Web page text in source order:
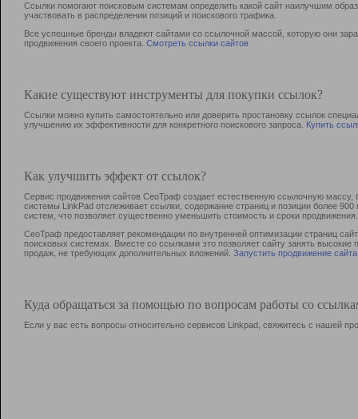
Ссылки помогают поисковым системам определить какой сайт наилучшим
участвовать в раcпределении позиций и поискового трафика.
Все успешные бренды владеют сайтами со ссылочной массой, которую они
продвижения своего проекта. Смотреть ссылки сайтов
Какие существуют инструменты для покупки ссылок?
Ссылки можно купить самостоятельно или доверить простановку ссылок
улучшению их эффективности для конкретного поискового запроса. Купить
Как улучшить эффект от ссылок?
Сервис продвижения сайтов СеоТраф создает естественную ссылочную
системы LinkPad отслеживает ссылки, содержание страниц и позиции более
систем, что позволяет существенно уменьшить стоимость и сроки продвижения.
СеоТраф предоставляет рекомендации по внутренней оптимизации страниц
поисковых системах. Вместе со ссылками это позволяет сайту занять
продаж, не требующих дополнительных вложений. Запустить продвижение сайта
Куда обращаться за помощью по вопросам работы со
Если у вас есть вопросы относительно сервисов Linkpad, свяжитесь с нашей